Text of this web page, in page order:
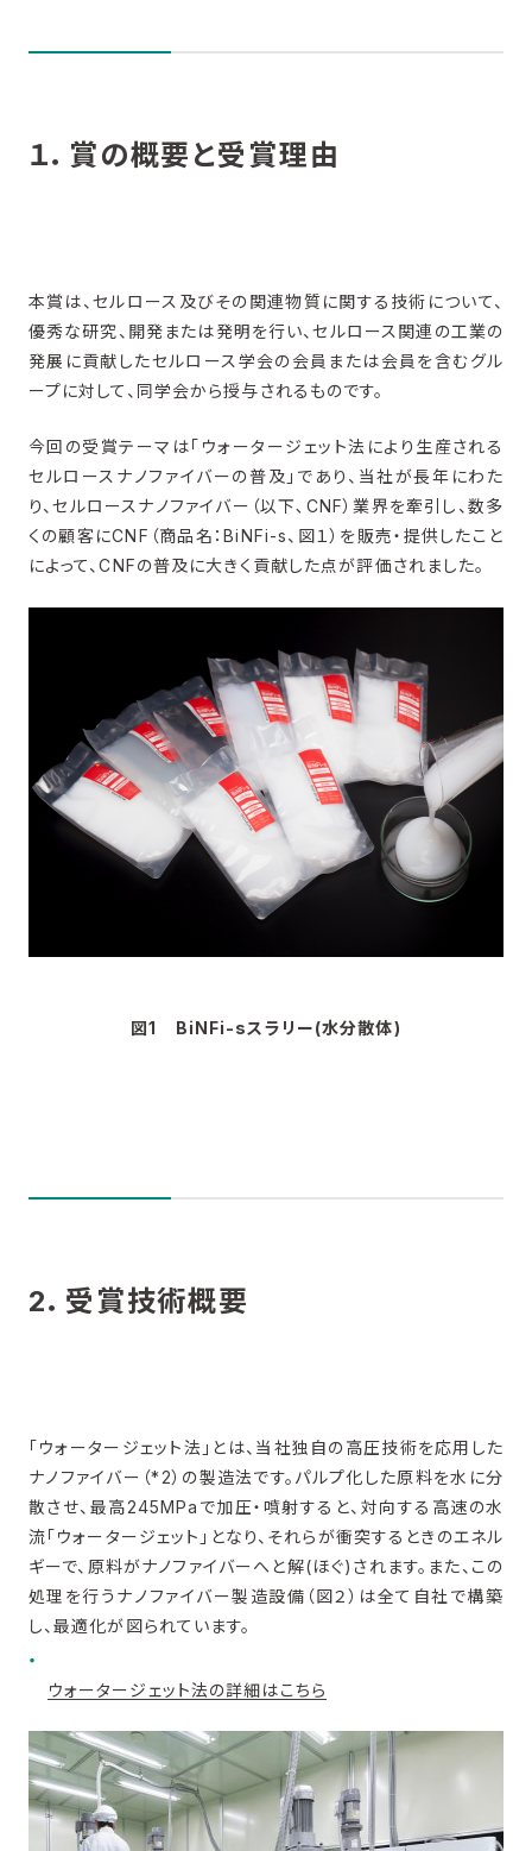
１．賞の概要と受賞理由
本賞は、セルロース及びその関連物質に関する技術について、
優秀な研究、開発または発明を行い、セルロース関連の工業の
発展に貢献したセルロース学会の会員または会員を含むグル
ープに対して、同学会から授与されるものです。
今回の受賞テーマは「ウォータージェット法により生産される
セルロースナノファイバーの普及」であり、当社が長年にわた
り、セルロースナノファイバー（以下､CNF）業界を牽引し、数多
くの顧客にCNF（商品名：BiNFi-s、図１）を販売・提供したこと
によって、CNFの普及に大きく貢献した点が評価されました。​
図1 BiNFi-sスラリー(水分散体)
2．受賞技術概要
「ウォータージェット法」とは、当社独自の高圧技術を応用した
ナノファイバー（*2）の製造法です。パルプ化した原料を水に分
散させ、最高245MPaで加圧・噴射すると、対向する高速の水
流「ウォータージェット」となり、それらが衝突するときのエネル
ギーで、原料がナノファイバーへと解(ほぐ)されます。また、この
処理を行うナノファイバー製造設備（図２）は全て自社で構築
し、最適化が図られています。
ウォータージェット法の詳細はこちら